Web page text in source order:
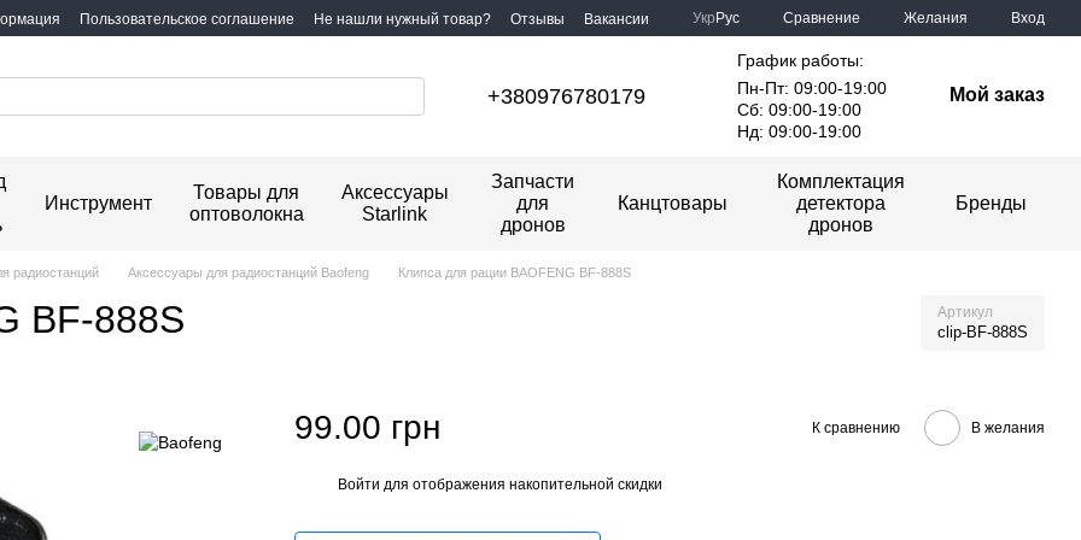
Пользовательское соглашение Не нашли нужный товар? Отзывы Вакансии Укр Рус Сравнение Желания Вход
+380976780179
График работы:
Пн-Пт: 09:00-19:00
Сб: 09:00-19:00
Нд: 09:00-19:00
Мой заказ
Инструмент
Товары для
оптоволокна
Аксессуары
Starlink
Запчасти
для
дронов
Канцтовары
Комплектация
детектора
дронов
Бренды
радиостанций Аксессуары для радиостанций Baofeng Клипса для рации BAOFENG BF-888S
BF-888S Артикул
clip-BF-888S
99.00 грн К сравнению В желания
Войти для отображения накопительной скидки